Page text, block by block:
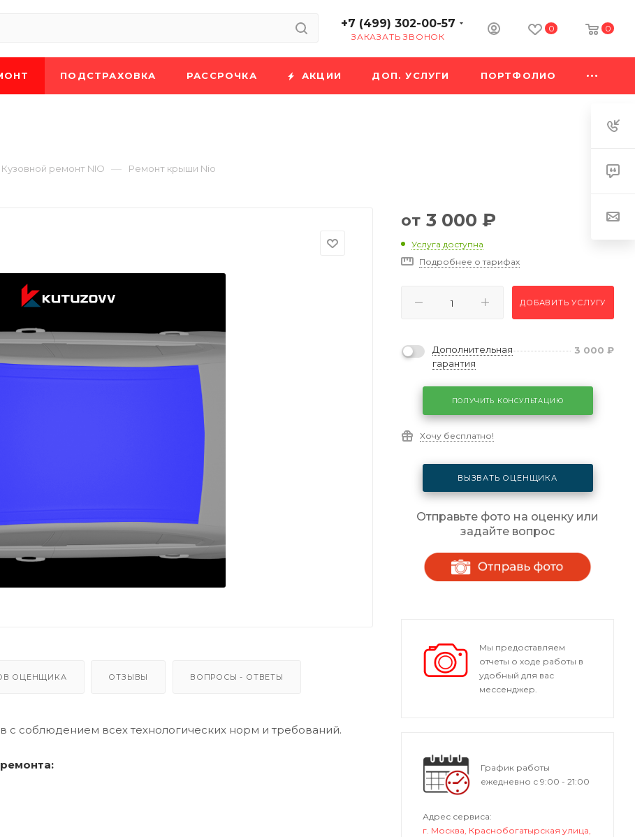
+7 (499) 302-00-57
ЗАКАЗАТЬ ЗВОНОК
0 0
ПОДСТРАХОВКА РАССРОЧКА АКЦИИ ДОП. УСЛУГИ ПОРТФОЛИО
Кузовной ремонт NIO — Ремонт крыши Nio
ОЦЕНЩИКА ОТЗЫВЫ ВОПРОСЫ - ОТВЕТЫ
соблюдением всех технологических норм и требований.
от 3 000 ₽
Услуга доступна
Подробнее о тарифах
ДОБАВИТЬ УСЛУГУ
Дополнительная
гарантия
3 000 ₽
ПОЛУЧИТЬ КОНСУЛЬТАЦИЮ
Хочу бесплатно!
ВЫЗВАТЬ ОЦЕНЩИКА
Отправьте фото на оценку или
задайте вопрос
Мы предоставляем
отчеты о ходе работы в
удобный для вас
мессенджер.
График работы
ежедневно с 9:00 - 21:00
Адрес сервиса:
г. Москва, Краснобогатырская улица,